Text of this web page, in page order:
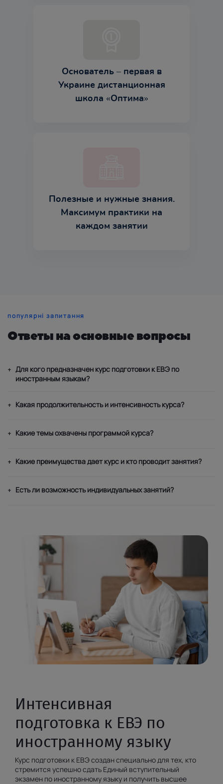
Основатель – первая в
Украине дистанционная
школа «Оптима»
Полезные и нужные знания.
Максимум практики на
каждом занятии
популярні запитання
Ответы на основные вопросы
+ Для кого предназначен курс подготовки к ЕВЭ по
иностранным языкам?
+ Какая продолжительность и интенсивность курса?
+ Какие темы охвачены программой курса?
+ Какие преимущества дает курс и кто проводит занятия?
+ Есть ли возможность индивидуальных занятий?
Интенсивная
подготовка к ЕВЭ по
иностранному языку
Курс подготовки к ЕВЭ создан специально для тех, кто
стремится успешно сдать Единый вступительный
экзамен по иностранному языку и получить высшее